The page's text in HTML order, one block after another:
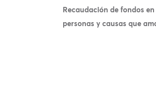
Recaudación de fondos
personas y causas que